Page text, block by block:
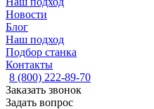
Новости
Блог
Наш подход
Подбор станка
Контакты
8 (800) 222-89-70
Заказать звонок
Задать вопрос